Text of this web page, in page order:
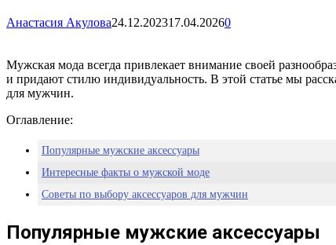
Анастасия Акулова24.12.202317.04.20260
Мужская мода всегда привлекает внимание своей
и придают стилю индивидуальность. В этой статье мы
для мужчин.
Оглавление:
Популярные мужские аксессуары
Интересные факты о мужской моде
Советы по выбору аксессуаров для мужчин
Популярные мужские аксессуары